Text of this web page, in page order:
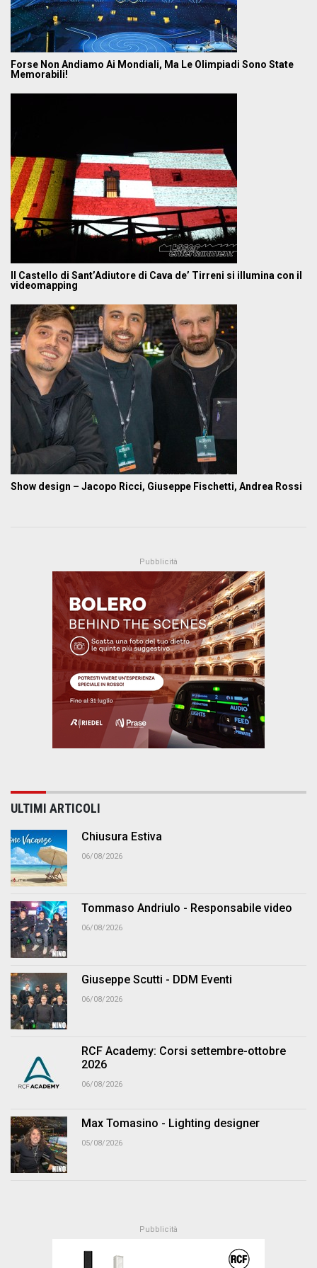
Forse Non Andiamo Ai Mondiali, Ma Le Olimpiadi Sono State
Memorabili!
Il Castello di Sant’Adiutore di Cava de’ Tirreni si illumina con il
videomapping
Show design – Jacopo Ricci, Giuseppe Fischetti, Andrea Rossi
ULTIMI ARTICOLI
Chiusura Estiva
06/08/2026
Tommaso Andriulo - Responsabile video
06/08/2026
Giuseppe Scutti - DDM Eventi
06/08/2026
RCF Academy: Corsi settembre-ottobre
2026
06/08/2026
Max Tomasino - Lighting designer
05/08/2026